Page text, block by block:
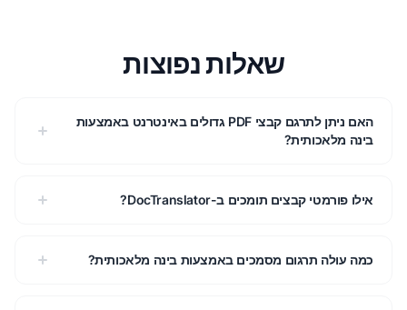
שאלות נפוצות
האם ניתן לתרגם קבצי PDF גדולים באינטרנט באמצעות
בינה מלאכותית?
אילו פורמטי קבצים תומכים ב-DocTranslator?
כמה עולה תרגום מסמכים באמצעות בינה מלאכותית?